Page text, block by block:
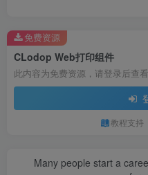
CLodop Web打印组件
此内容为免费资源，请登录后查看
教程支持
免费资源
Many people start a